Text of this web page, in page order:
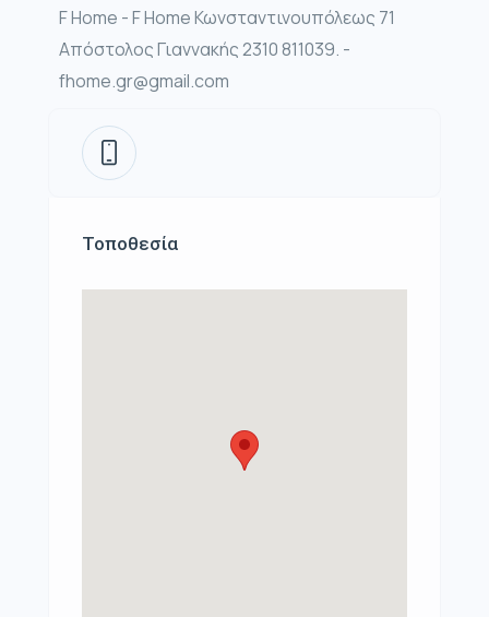
F Home - F Home Κωνσταντινουπόλεως 71
Απόστολος Γιαννακής 2310 811039. -
fhome.gr@gmail.com
Τοποθεσία